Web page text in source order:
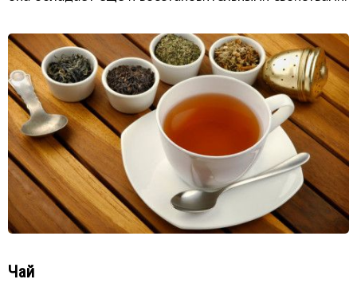
Чай